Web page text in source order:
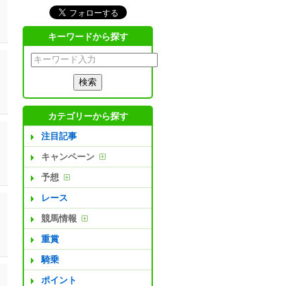
キーワードから探す
カテゴリーから探す
注目記事
キャンペーン
予想
レース
競馬情報
重賞
騎乗
ポイント